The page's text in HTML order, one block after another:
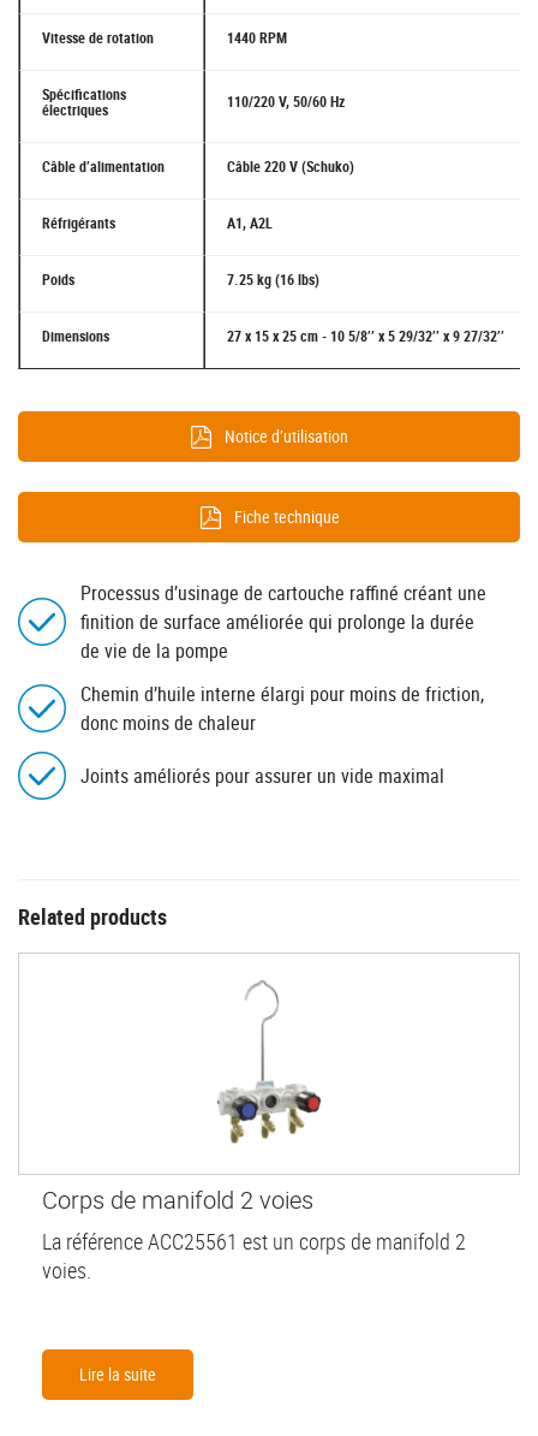
Vitesse de rotation 1440 RPM
Spécifications
électriques 110/220 V, 50/60 Hz
Câble d’alimentation Câble 220 V (Schuko)
Réfrigérants A1, A2L
Poids 7.25 kg (16 lbs)
Dimensions 27 x 15 x 25 cm - 10 5/8’’ x 5 29/32’’ x 9 27/32’’
Notice d’utilisation
Fiche technique
Processus d’usinage de cartouche raffiné créant une
finition de surface améliorée qui prolonge la durée
de vie de la pompe
Chemin d’huile interne élargi pour moins de friction,
donc moins de chaleur
Joints améliorés pour assurer un vide maximal
Related products
Corps de manifold 2 voies
La référence ACC25561 est un corps de manifold 2
voies.
Lire la suite